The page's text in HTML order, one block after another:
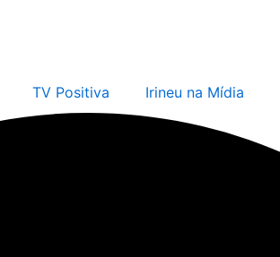
TV Positiva Irineu na Mídia